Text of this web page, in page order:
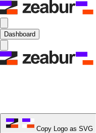
Dashboard
Copy Logo as SVG